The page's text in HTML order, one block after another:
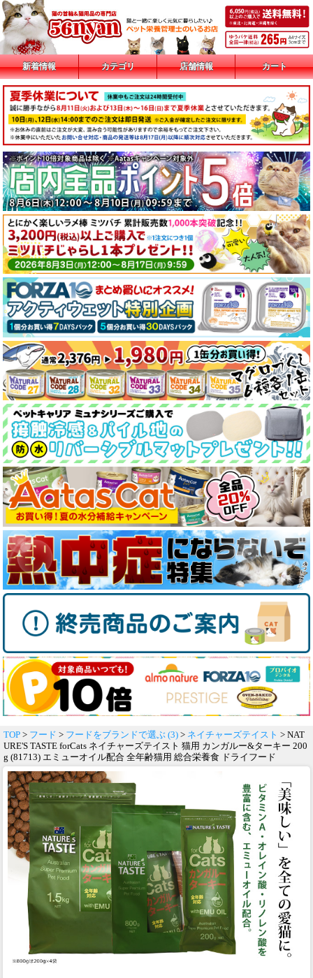
新着情報 カテゴリ 店舗情報 カート
TOP > フード > フードをブランドで選ぶ (3) > ネイチャーズテイスト > NAT
URE'S TASTE forCats ネイチャーズテイスト 猫用 カンガルー&ターキー 200
g (81713) エミューオイル配合 全年齢猫用 総合栄養食 ドライフード